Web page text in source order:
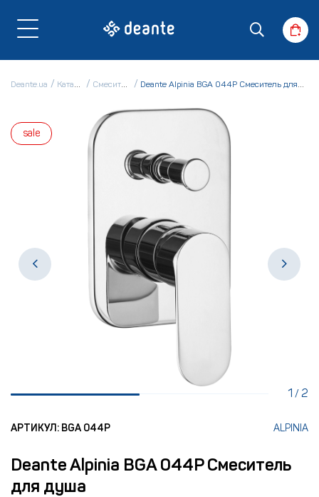
Deante.ua Каталог Смесители Deante Alpinia BGA 044P Смеситель для душа
sale
1 /2
АРТИКУЛ: BGA 044P ALPINIA
Deante Alpinia BGA 044P Смеситель
для душа